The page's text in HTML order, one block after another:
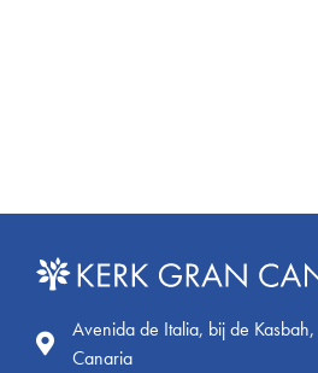
Avenida de Italia, bij de
Canaria